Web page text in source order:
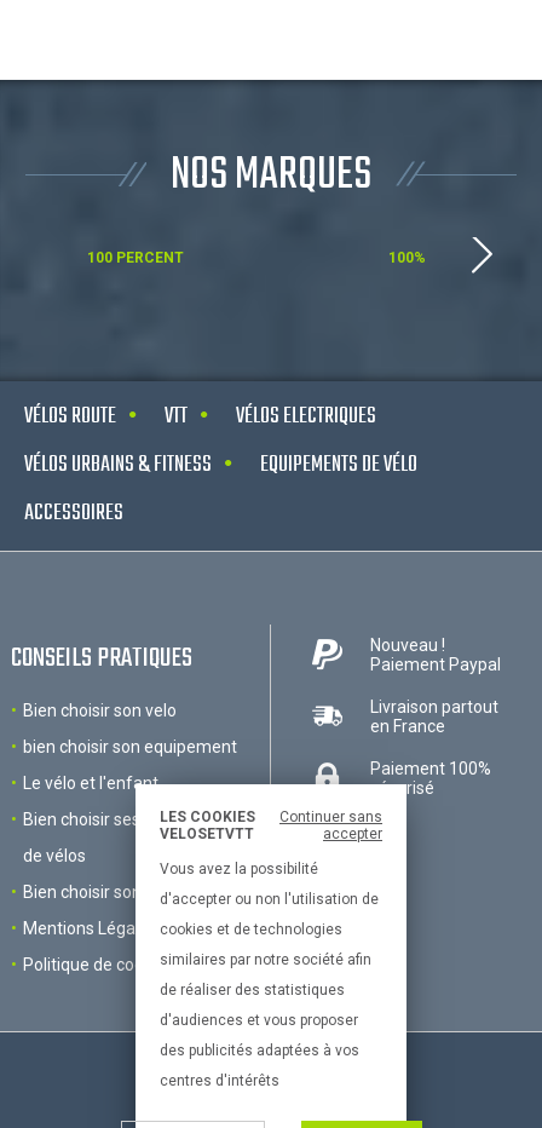
LES COOKIES
VELOSETVTT
Continuer sans
accepter
Vous avez la possibilité
d'accepter ou non l'utilisation de
cookies et de technologies
similaires par notre société afin
de réaliser des statistiques
d'audiences et vous proposer
des publicités adaptées à vos
centres d'intérêts
NOS MARQUES
100 PERCENT 100%
VÉLOS ROUTE VTT
VÉLOS ELECTRIQUES
VÉLOS URBAINS & FITNESS
EQUIPEMENTS DE VÉLO
ACCESSOIRES
CONSEILS PRATIQUES
Bien choisir son velo
bien choisir son equipement
Le vélo et l'enfant
Bien choisir ses accessoires
de vélos
Bien choisir son VTT
Mentions Légales
Politique de cookies
Nouveau !
Paiement Paypal
Livraison partout
en France
Paiement 100%
sécurisé
Le site dédié à la passion du vélo